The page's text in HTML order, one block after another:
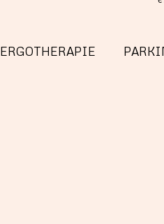
ERGOTHERAPIE